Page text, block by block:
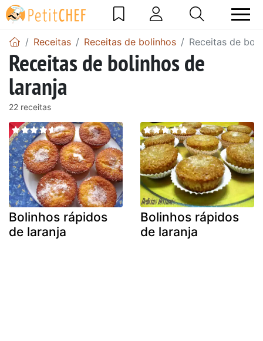
Receitas Receitas de bolinhos Receitas de
Receitas de bolinhos de
laranja
22 receitas
Bolinhos rápidos
de laranja
Bolinhos rápidos
de laranja